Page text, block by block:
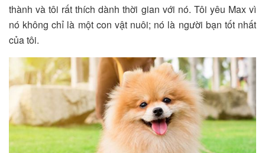
thành và tôi rất thích dành thời gian với nó. Tôi yêu Max vì
nó không chỉ là một con vật nuôi; nó là người bạn tốt nhất
của tôi.